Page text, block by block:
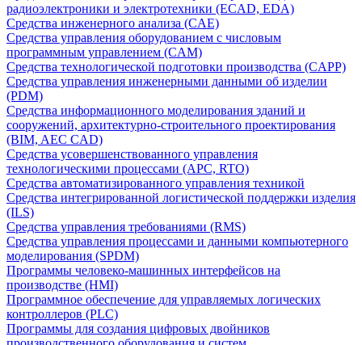
радиоэлектроники и электротехники (ECAD, EDA)
Средства инженерного анализа (CAE)
Средства управления оборудованием с числовым
программным управлением (CAM)
Средства технологической подготовки производства (CAPP)
Средства управления инженерными данными об изделии
(PDM)
Средства информационного моделирования зданий и
сооружений, архитектурно-строительного проектирования
(BIM, AEC CAD)
Средства усовершенствованного управления
технологическими процессами (APC, RTO)
Средства автоматизированного управления техникой
Средства интегрированной логистической поддержки изделия
(ILS)
Средства управления требованиями (RMS)
Средства управления процессами и данными компьютерного
моделирования (SPDM)
Программы человеко-машинных интерфейсов на
производстве (HMI)
Программное обеспечение для управляемых логических
контроллеров (PLC)
Программы для создания цифровых двойников